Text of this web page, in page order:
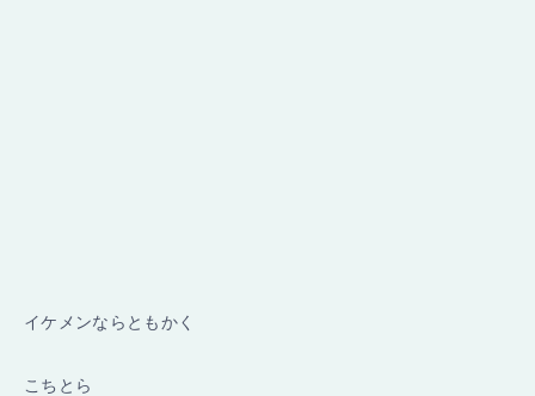
イケメンならともかく
こちとら